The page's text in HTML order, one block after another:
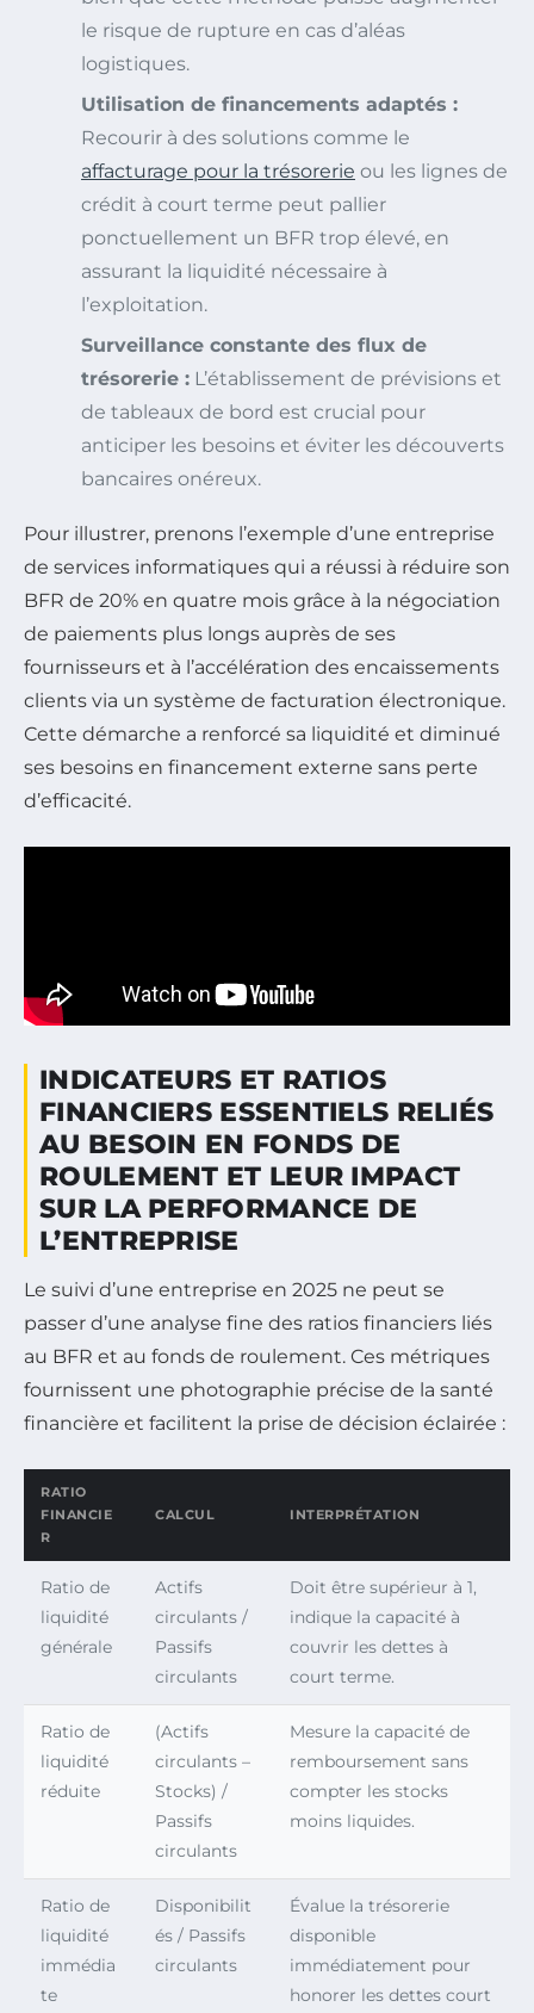
le risque de rupture en cas d’aléas
logistiques.
Utilisation de financements adaptés :
Recourir à des solutions comme le
affacturage pour la trésorerie ou les lignes de
crédit à court terme peut pallier
ponctuellement un BFR trop élevé, en
assurant la liquidité nécessaire à
l’exploitation.
Surveillance constante des flux de
trésorerie : L’établissement de prévisions et
de tableaux de bord est crucial pour
anticiper les besoins et éviter les découverts
bancaires onéreux.
Pour illustrer, prenons l’exemple d’une entreprise
de services informatiques qui a réussi à réduire son
BFR de 20% en quatre mois grâce à la négociation
de paiements plus longs auprès de ses
fournisseurs et à l’accélération des encaissements
clients via un système de facturation électronique.
Cette démarche a renforcé sa liquidité et diminué
ses besoins en financement externe sans perte
d’efficacité.
INDICATEURS ET RATIOS
FINANCIERS ESSENTIELS RELIÉS
AU BESOIN EN FONDS DE
ROULEMENT ET LEUR IMPACT
SUR LA PERFORMANCE DE
L’ENTREPRISE
Le suivi d’une entreprise en 2025 ne peut se
passer d’une analyse fine des ratios financiers liés
au BFR et au fonds de roulement. Ces métriques
fournissent une photographie précise de la santé
financière et facilitent la prise de décision éclairée :
RATIO
FINANCIE
R
CALCUL INTERPRÉTATION
Ratio de
liquidité
générale
Actifs
circulants /
Passifs
circulants
Doit être supérieur à 1,
indique la capacité à
couvrir les dettes à
court terme.
Ratio de
liquidité
réduite
(Actifs
circulants –
Stocks) /
Passifs
circulants
Mesure la capacité de
remboursement sans
compter les stocks
moins liquides.
Ratio de
liquidité
immédia
te
Disponibilit
és / Passifs
circulants
Évalue la trésorerie
disponible
immédiatement pour
honorer les dettes court